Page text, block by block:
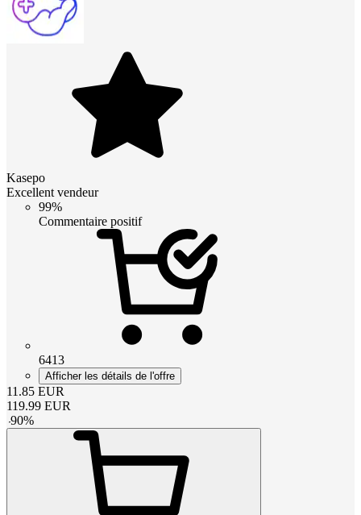
Kasepo
Excellent vendeur
99%
Commentaire positif
6413
Afficher les détails de l'offre
11.85 EUR
119.99 EUR
-90%